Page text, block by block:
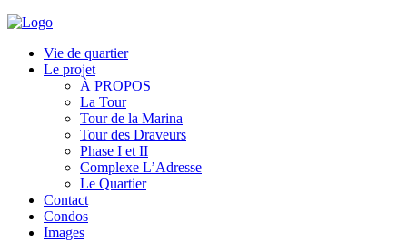
Vie de quartier
Le projet
À PROPOS
La Tour
Tour de la Marina
Tour des Draveurs
Phase I et II
Complexe L’Adresse
Le Quartier
Contact
Condos
Images